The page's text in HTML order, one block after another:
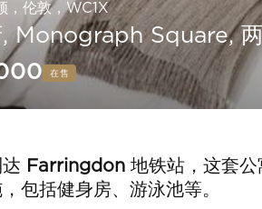
，伦敦，WC1X
, Monograph Square,
在售
Farringdon 地铁站，这套
包括健身房、游泳池等。